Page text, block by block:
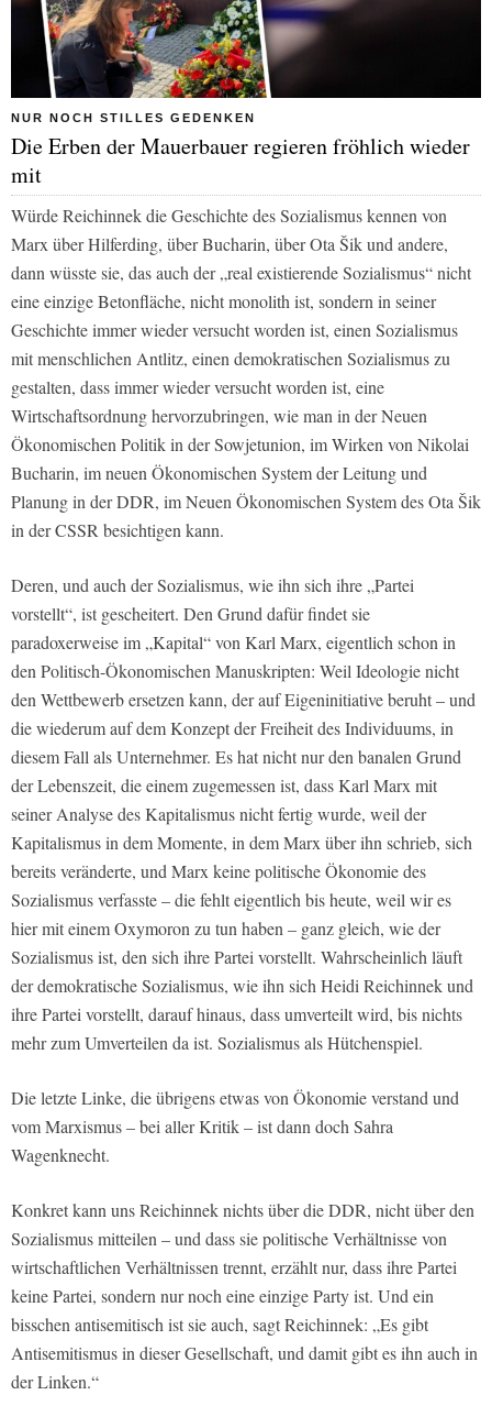
NUR NOCH STILLES GEDENKEN
Die Erben der Mauerbauer regieren fröhlich wieder
mit
Würde Reichinnek die Geschichte des Sozialismus kennen von
Marx über Hilferding, über Bucharin, über Ota Šik und andere,
dann wüsste sie, das auch der „real existierende Sozialismus“ nicht
eine einzige Betonfläche, nicht monolith ist, sondern in seiner
Geschichte immer wieder versucht worden ist, einen Sozialismus
mit menschlichen Antlitz, einen demokratischen Sozialismus zu
gestalten, dass immer wieder versucht worden ist, eine
Wirtschaftsordnung hervorzubringen, wie man in der Neuen
Ökonomischen Politik in der Sowjetunion, im Wirken von Nikolai
Bucharin, im neuen Ökonomischen System der Leitung und
Planung in der DDR, im Neuen Ökonomischen System des Ota Šik
in der CSSR besichtigen kann.
Deren, und auch der Sozialismus, wie ihn sich ihre „Partei
vorstellt“, ist gescheitert. Den Grund dafür findet sie
paradoxerweise im „Kapital“ von Karl Marx, eigentlich schon in
den Politisch-Ökonomischen Manuskripten: Weil Ideologie nicht
den Wettbewerb ersetzen kann, der auf Eigeninitiative beruht – und
die wiederum auf dem Konzept der Freiheit des Individuums, in
diesem Fall als Unternehmer. Es hat nicht nur den banalen Grund
der Lebenszeit, die einem zugemessen ist, dass Karl Marx mit
seiner Analyse des Kapitalismus nicht fertig wurde, weil der
Kapitalismus in dem Momente, in dem Marx über ihn schrieb, sich
bereits veränderte, und Marx keine politische Ökonomie des
Sozialismus verfasste – die fehlt eigentlich bis heute, weil wir es
hier mit einem Oxymoron zu tun haben – ganz gleich, wie der
Sozialismus ist, den sich ihre Partei vorstellt. Wahrscheinlich läuft
der demokratische Sozialismus, wie ihn sich Heidi Reichinnek und
ihre Partei vorstellt, darauf hinaus, dass umverteilt wird, bis nichts
mehr zum Umverteilen da ist. Sozialismus als Hütchenspiel.
Die letzte Linke, die übrigens etwas von Ökonomie verstand und
vom Marxismus – bei aller Kritik – ist dann doch Sahra
Wagenknecht.
Konkret kann uns Reichinnek nichts über die DDR, nicht über den
Sozialismus mitteilen – und dass sie politische Verhältnisse von
wirtschaftlichen Verhältnissen trennt, erzählt nur, dass ihre Partei
keine Partei, sondern nur noch eine einzige Party ist. Und ein
bisschen antisemitisch ist sie auch, sagt Reichinnek: „Es gibt
Antisemitismus in dieser Gesellschaft, und damit gibt es ihn auch in
der Linken.“